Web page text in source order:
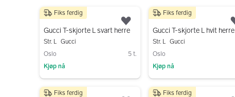
31 resultater
490 kr
Gucci T-skjorte L svart herre
Str. L Gucci
Oslo
5 t.
Kjøp nå
Fiks ferdig
Legg til som favoritt.
490 kr
Gucci T-skjorte L hvit herre
Str. L Gucci
Oslo
Kjøp nå
Fiks ferdig
Fiks ferdig Fiks ferdig